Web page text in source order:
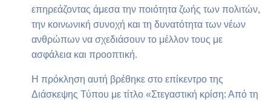
επηρεάζοντας άμεσα την ποιότητα ζωής των πολιτών,
την κοινωνική συνοχή και τη δυνατότητα των νέων
ανθρώπων να σχεδιάσουν το μέλλον τους με
ασφάλεια και προοπτική.
Η πρόκληση αυτή βρέθηκε στο επίκεντρο της
Διάσκεψης Τύπου με τίτλο «Στεγαστική κρίση: Από τη